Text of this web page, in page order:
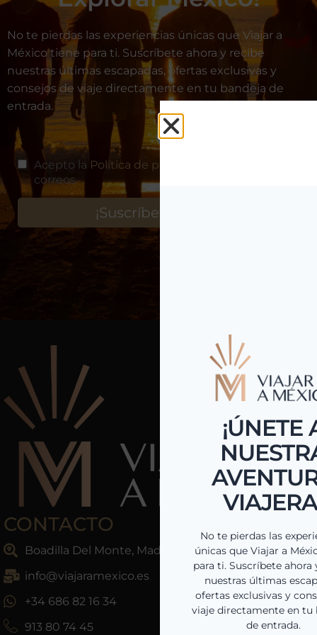
No te pierdas las experiencias únicas que Viajar a
México tiene para ti. Suscríbete ahora y recibe
nuestras últimas escapadas, ofertas exclusivas y
consejos de viaje directamente en tu bandeja de
entrada.
CONTACTO
Boadilla Del Monte, Madrid, España
info@viajaramexico.es
+34 686 82 16 34
913 80 74 45